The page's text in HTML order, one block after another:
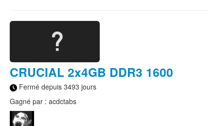
CRUCIAL 2x4GB DDR3 1600
Fermé depuis 3493 jours
Gagné par : acdctabs